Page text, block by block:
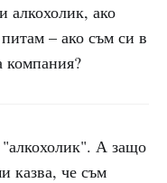
алкохолик, ако
– ако съм си в
компания?
"алкохолик". А защо
казва, че съм